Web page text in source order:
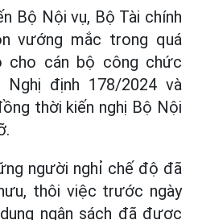
Bộ Nội vụ, Bộ Tài chính
vướng mắc trong quá
cán bộ công chức
định 178/2024 và
thời kiến nghị Bộ Nội
người nghỉ chế độ đã
thôi việc trước ngày
ngân sách đã được